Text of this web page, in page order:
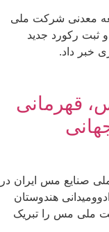
معدنی شرکت ملی
حفاری و ثبت رکورد جدید
خبر داد.
قهرمانی
صنایع مس ایران در
هندوستان
ملی مس را تبریک